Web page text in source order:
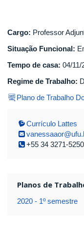
Cargo: Professor
Situação Funcional:
Tempo de casa: 04/11/
Regime de Trabalho:
Plano de Trabalho
Currículo Lattes
+55 34 3271-5250
Planos de
2020 - 1º semestre